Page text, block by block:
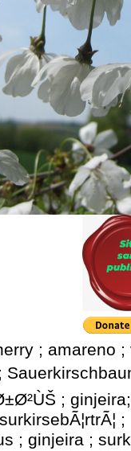
; amareno
;
; ginjeira ;